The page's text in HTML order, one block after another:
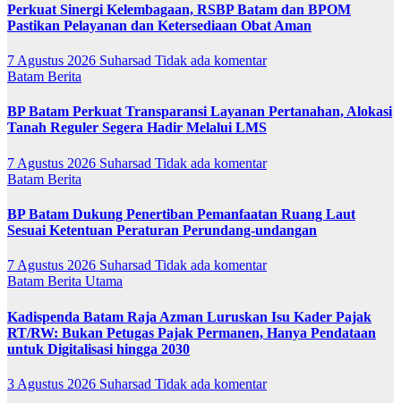
Perkuat Sinergi Kelembagaan, RSBP Batam dan BPOM
Pastikan Pelayanan dan Ketersediaan Obat Aman
7 Agustus 2026 Suharsad Tidak ada komentar
Batam Berita
BP Batam Perkuat Transparansi Layanan Pertanahan, Alokasi
Tanah Reguler Segera Hadir Melalui LMS
7 Agustus 2026 Suharsad Tidak ada komentar
Batam Berita
BP Batam Dukung Penertiban Pemanfaatan Ruang Laut
Sesuai Ketentuan Peraturan Perundang-undangan
7 Agustus 2026 Suharsad Tidak ada komentar
Batam Berita Utama
Kadispenda Batam Raja Azman Luruskan Isu Kader Pajak
RT/RW: Bukan Petugas Pajak Permanen, Hanya Pendataan
untuk Digitalisasi hingga 2030
3 Agustus 2026 Suharsad Tidak ada komentar